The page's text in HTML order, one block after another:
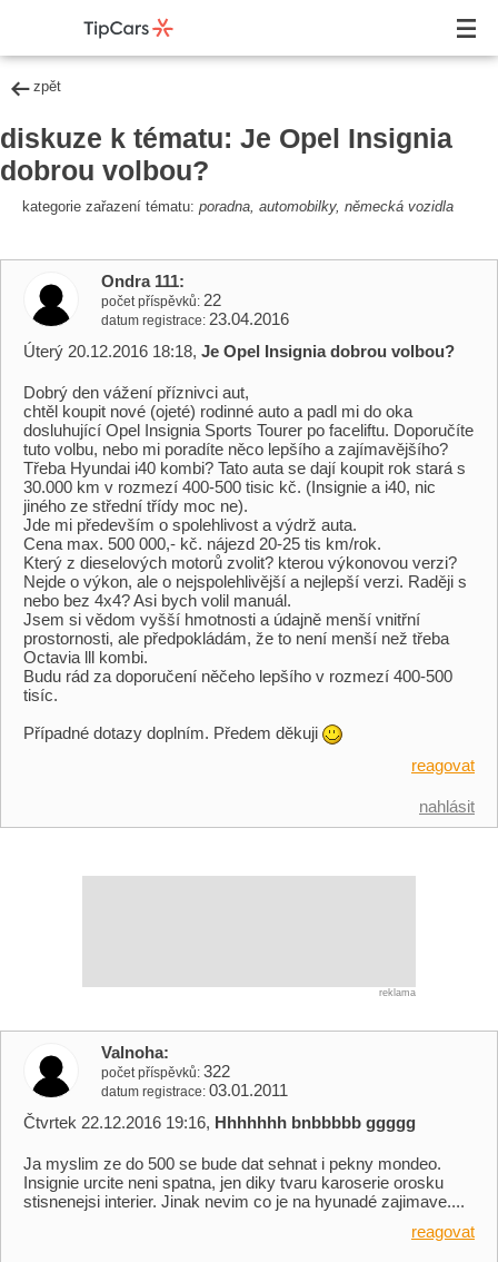
zpět
diskuze k tématu: Je Opel Insignia
dobrou volbou?
kategorie zařazení tématu: poradna, automobilky, německá vozidla
Ondra 111
počet příspěvků 22
datum registrace 23.04.2016
Úterý 20.12.2016 18:18, Je Opel Insignia dobrou volbou?
Dobrý den vážení příznivci aut,
chtěl koupit nové (ojeté) rodinné auto a padl mi do oka
dosluhující Opel Insignia Sports Tourer po faceliftu. Doporučíte
tuto volbu, nebo mi poradíte něco lepšího a zajímavějšího?
Třeba Hyundai i40 kombi? Tato auta se dají koupit rok stará s
30.000 km v rozmezí 400-500 tisic kč. (Insignie a i40, nic
jiného ze střední třídy moc ne).
Jde mi především o spolehlivost a výdrž auta.
Cena max. 500 000,- kč. nájezd 20-25 tis km/rok.
Který z dieselových motorů zvolit? kterou výkonovou verzi?
Nejde o výkon, ale o nejspolehlivější a nejlepší verzi. Raději s
nebo bez 4x4? Asi bych volil manuál.
Jsem si vědom vyšší hmotnosti a údajně menší vnitřní
prostornosti, ale předpokládám, že to není menší než třeba
Octavia lll kombi.
Budu rád za doporučení něčeho lepšího v rozmezí 400-500
tisíc.
Případné dotazy doplním. Předem děkuji
reagovat
nahlásit
reklama
Valnoha
počet příspěvků 322
datum registrace 03.01.2011
Čtvrtek 22.12.2016 19:16, Hhhhhhh bnbbbbb ggggg
Ja myslim ze do 500 se bude dat sehnat i pekny mondeo.
Insignie urcite neni spatna, jen diky tvaru karoserie orosku
stisnenejsi interier. Jinak nevim co je na hyunadé zajimave....
reagovat